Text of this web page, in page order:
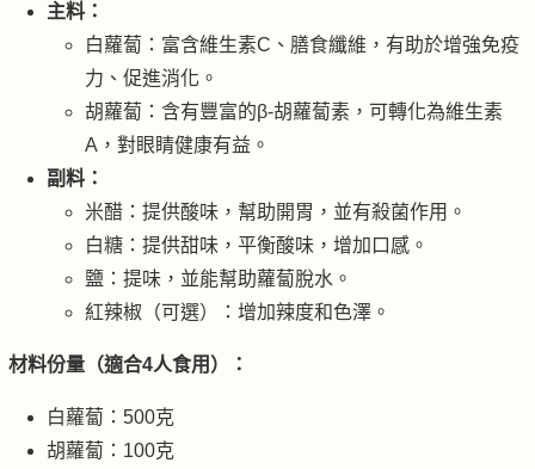
主料：
白蘿蔔：富含維生素C、膳食纖維，有助於增強免疫
力、促進消化。
胡蘿蔔：含有豐富的β-胡蘿蔔素，可轉化為維生素
A，對眼睛健康有益。
副料：
米醋：提供酸味，幫助開胃，並有殺菌作用。
白糖：提供甜味，平衡酸味，增加口感。
鹽：提味，並能幫助蘿蔔脫水。
紅辣椒（可選）：增加辣度和色澤。
材料份量（適合4人食用）：
白蘿蔔：500克
胡蘿蔔：100克